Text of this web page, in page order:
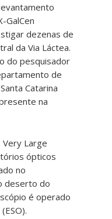
GalCen
dezenas de
da Via Láctea.
do pesquisador
de
Catarina
na
Large
ópticos
no
deserto do
é operado